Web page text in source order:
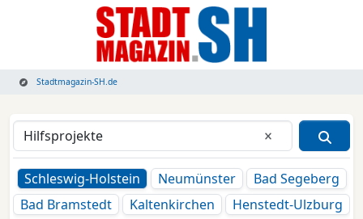
Stadtmagazin-SH.de
Eingabe
Schleswig-Holstein
Neumünster
Bad Segeberg
Bad Bramstedt
Kaltenkirchen
Henstedt-Ulzburg